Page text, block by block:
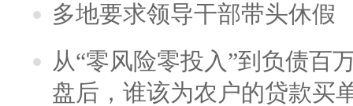
多地要求领导干部带头休假
从“零风险零投入”到负债百
盘后，谁该为农户的贷款买